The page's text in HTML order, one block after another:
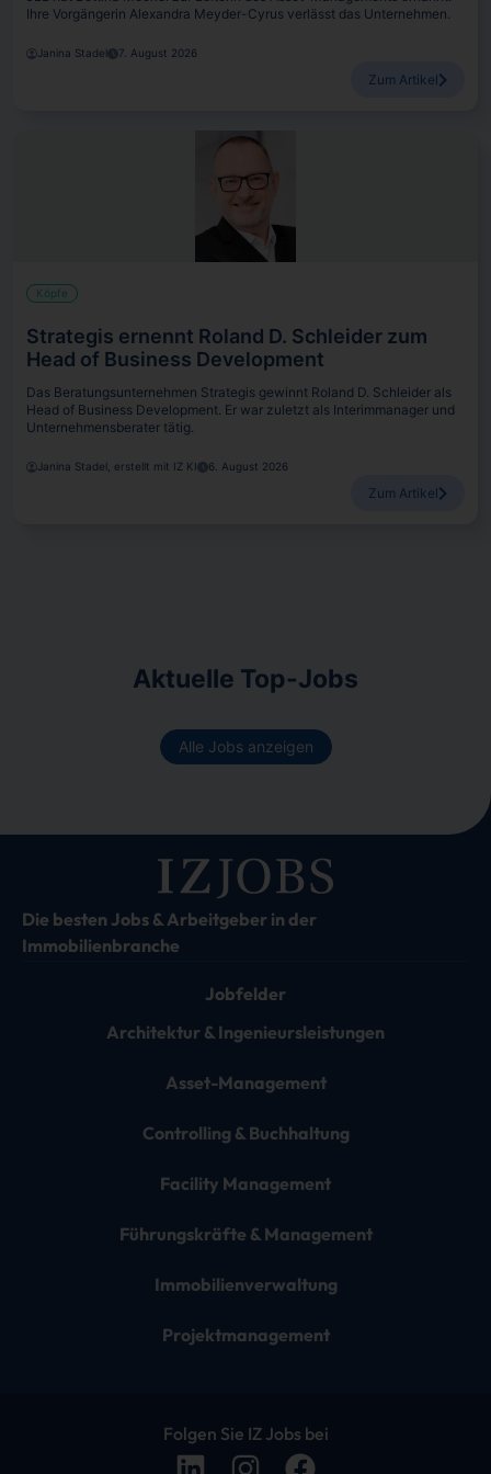
Ihre Vorgängerin Alexandra Meyder-Cyrus verlässt das Unternehmen.
Janina Stadel 7. August 2026
Zum Artikel
Köpfe
Strategis ernennt Roland D. Schleider zum
Head of Business Development
Das Beratungsunternehmen Strategis gewinnt Roland D. Schleider als
Head of Business Development. Er war zuletzt als Interimmanager und
Unternehmensberater tätig.
Janina Stadel, erstellt mit IZ KI 6. August 2026
Zum Artikel
Aktuelle Top-Jobs
Alle Jobs anzeigen
Die besten Jobs & Arbeitgeber in der
Immobilienbranche
Jobfelder
Architektur & Ingenieursleistungen
Asset-Management
Controlling & Buchhaltung
Facility Management
Führungskräfte & Management
Immobilienverwaltung
Projektmanagement
Folgen Sie IZ Jobs bei